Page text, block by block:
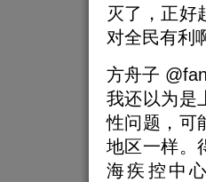
灭了，正好
对全民有利
方舟子
我还以为是
性问题，可
地区一样。
海疾控中